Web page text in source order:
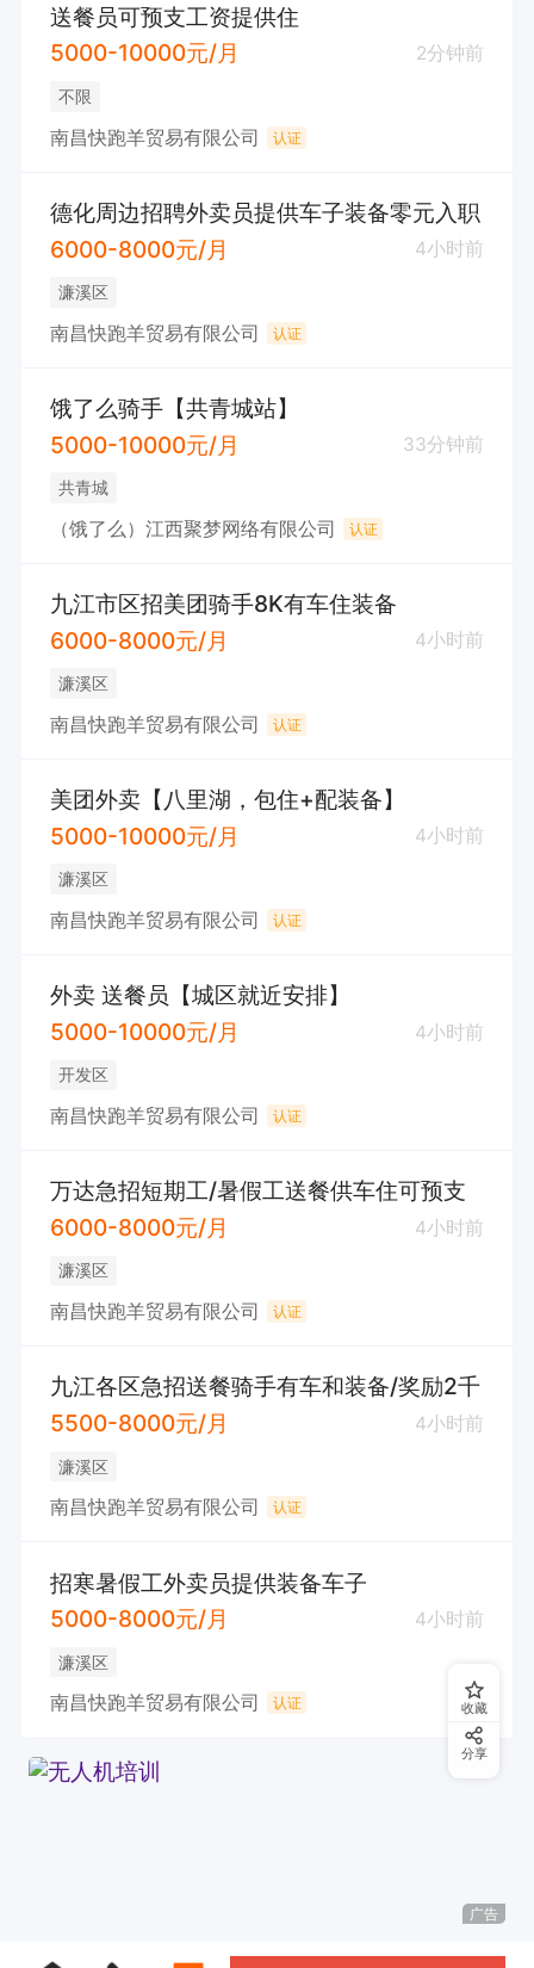
送餐员可预支工资提供住
5000-10000元/月
2分钟前
不限
南昌快跑羊贸易有限公司 认证
德化周边招聘外卖员提供车子装备零元入职
6000-8000元/月
4小时前
濂溪区
南昌快跑羊贸易有限公司 认证
饿了么骑手【共青城站】
5000-10000元/月
33分钟前
共青城
（饿了么）江西聚梦网络有限公司 认证
九江市区招美团骑手8K有车住装备
6000-8000元/月
4小时前
濂溪区
南昌快跑羊贸易有限公司 认证
美团外卖【八里湖，包住+配装备】
5000-10000元/月
4小时前
濂溪区
南昌快跑羊贸易有限公司 认证
外卖 送餐员【城区就近安排】
5000-10000元/月
4小时前
开发区
南昌快跑羊贸易有限公司 认证
万达急招短期工/暑假工送餐供车住可预支
6000-8000元/月
4小时前
濂溪区
南昌快跑羊贸易有限公司 认证
九江各区急招送餐骑手有车和装备/奖励2千
5500-8000元/月
4小时前
濂溪区
南昌快跑羊贸易有限公司 认证
招寒暑假工外卖员提供装备车子
5000-8000元/月
4小时前
濂溪区
南昌快跑羊贸易有限公司 认证
广告
收藏
分享